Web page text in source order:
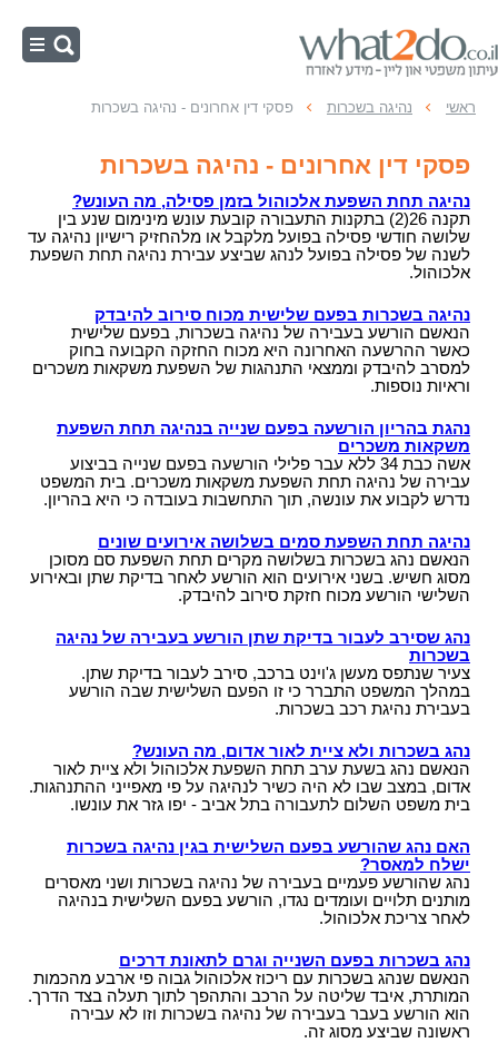
ראשי
מהירות מופרזת
תאונות דרכים
משפט תעבורה
ראשי נהיגה בשכרות פסקי דין אחרונים - נהיגה בשכרות
פסקי דין אחרונים - נהיגה בשכרות
נהיגה תחת השפעת אלכוהול בזמן פסילה, מה העונש?
תקנה 26(2) בתקנות התעבורה קובעת עונש מינימום שנע בין
שלושה חודשי פסילה בפועל מלקבל או מלהחזיק רישיון נהיגה עד
לשנה של פסילה בפועל לנהג שביצע עבירת נהיגה תחת השפעת
אלכוהול.
נהיגה בשכרות בפעם שלישית מכוח סירוב להיבדק
הנאשם הורשע בעבירה של נהיגה בשכרות, בפעם שלישית
כאשר ההרשעה האחרונה היא מכוח החזקה הקבועה בחוק
למסרב להיבדק וממצאי התנהגות של השפעת משקאות משכרים
וראיות נוספות.
נהגת בהריון הורשעה בפעם שנייה בנהיגה תחת השפעת
משקאות משכרים
אשה כבת 34 ללא עבר פלילי הורשעה בפעם שנייה בביצוע
עבירה של נהיגה תחת השפעת משקאות משכרים. בית המשפט
נדרש לקבוע את עונשה, תוך התחשבות בעובדה כי היא בהריון.
נהיגה תחת השפעת סמים בשלושה אירועים שונים
הנאשם נהג בשכרות בשלושה מקרים תחת השפעת סם מסוכן
מסוג חשיש. בשני אירועים הוא הורשע לאחר בדיקת שתן ובאירוע
השלישי הורשע מכוח חזקת סירוב להיבדק.
נהג שסירב לעבור בדיקת שתן הורשע בעבירה של נהיגה
בשכרות
צעיר שנתפס מעשן ג'וינט ברכב, סירב לעבור בדיקת שתן.
במהלך המשפט התברר כי זו הפעם השלישית שבה הורשע
בעבירת נהיגת רכב בשכרות.
נהג בשכרות ולא ציית לאור אדום, מה העונש?
הנאשם נהג בשעת ערב תחת השפעת אלכוהול ולא ציית לאור
אדום, במצב שבו לא היה כשיר לנהיגה על פי מאפייני ההתנהגות.
בית משפט השלום לתעבורה בתל אביב - יפו גזר את עונשו.
האם נהג שהורשע בפעם השלישית בגין נהיגה בשכרות
ישלח למאסר?
נהג שהורשע פעמיים בעבירה של נהיגה בשכרות ושני מאסרים
מותנים תלויים ועומדים נגדו, הורשע בפעם השלישית בנהיגה
לאחר צריכת אלכוהול.
נהג בשכרות בפעם השנייה וגרם לתאונת דרכים
הנאשם שנהג בשכרות עם ריכוז אלכוהול גבוה פי ארבע מהכמות
המותרת, איבד שליטה על הרכב והתהפך לתוך תעלה בצד הדרך.
הוא הורשע בעבר בעבירה של נהיגה בשכרות וזו לא עבירה
ראשונה שביצע מסוג זה.